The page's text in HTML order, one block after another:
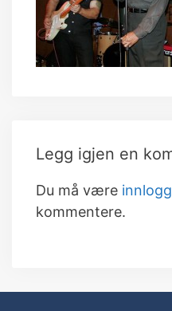
Legg igjen en
Du må være
kommentere.